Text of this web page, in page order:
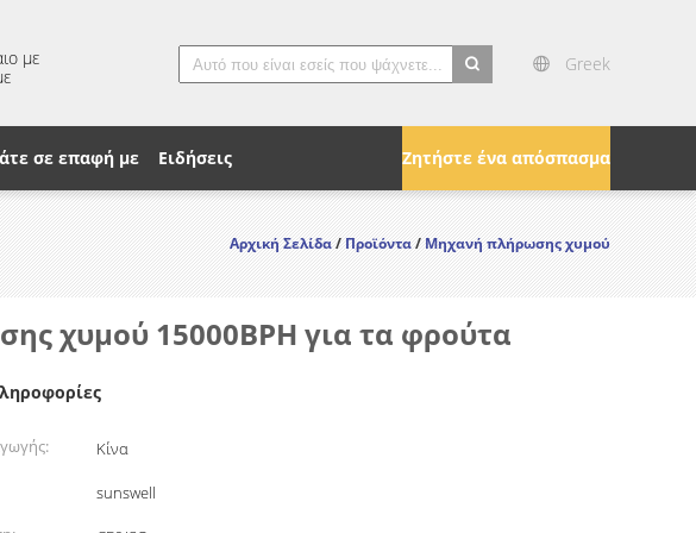
με
Greek
Ζητήστε ένα απόσπασμα
σε επαφή με Ειδήσεις
Αρχική Σελίδα/Προϊόντα/Μηχανή πλήρωσης χυμού
χυμού 15000BPH για τα φρούτα
Κίνα
sunswell